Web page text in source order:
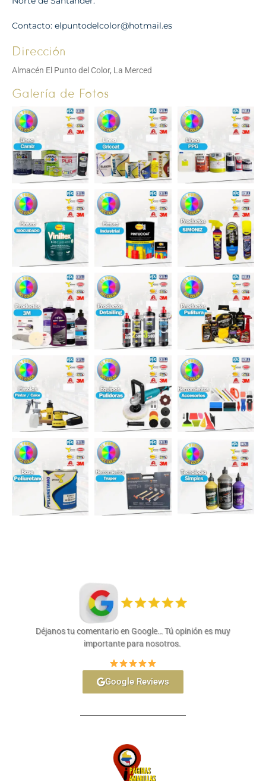
Contacto: elpuntodelcolor@hotmail.es
Dirección
Almacén El Punto del Color, La Merced
Galería de Fotos
Déjanos tu comentario en Google… Tú opinión es muy
importante para nosotros.
Google Reviews